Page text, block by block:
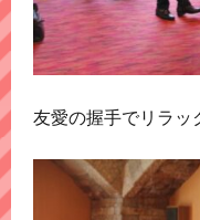
友愛の握手でリラッ